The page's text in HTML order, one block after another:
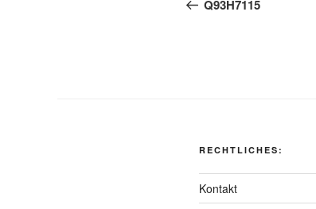
Q93H7115
RECHTLICHES:
Kontakt